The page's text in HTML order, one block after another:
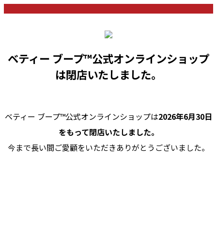
ベティー ブープ™公式オンラインショップ
は閉店いたしました。
ベティー ブープ™公式オンラインショップは2026年6月30日
をもって閉店いたしました。
今まで長い間ご愛顧をいただきありがとうございました。